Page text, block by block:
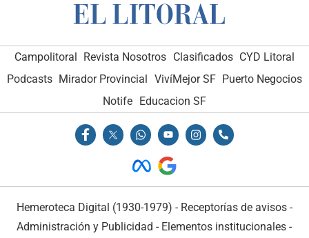
Campolitoral Revista Nosotros Clasificados CYD Litoral
Podcasts Mirador Provincial VivíMejor SF Puerto Negocios
Notife Educacion SF
Hemeroteca Digital (1930-1979) - Receptorías de avisos -
Administración y Publicidad - Elementos institucionales -